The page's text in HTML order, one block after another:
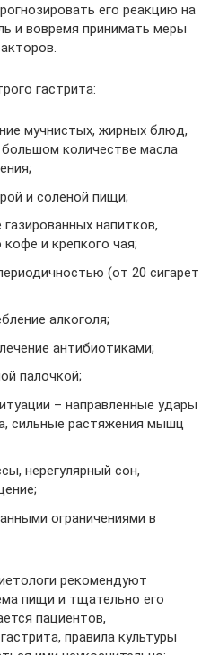
его реакцию на
и вовремя принимать меры
гастрита:
мучнистых, жирных блюд,
количестве масла
и соленой пищи;
напитков,
и крепкого чая;
(от 20 сигарет
алкоголя;
антибиотиками;
палочкой;
– направленные удары
сильные растяжения мышц
нерегулярный сон,
ограничениями в
рекомендуют
пищи и тщательно его
пациентов,
правила культуры